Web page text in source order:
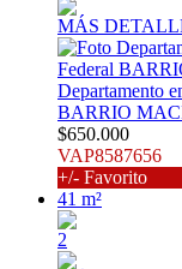
MÁS
Departamento
BARRIO
$650.000
VAP8587656
+/- Favorito
41 m²
2